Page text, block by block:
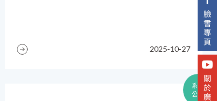
2025-10-27
系所
公告